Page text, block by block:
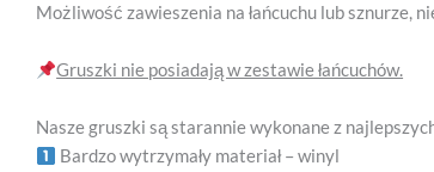
Możliwość zawieszenia na łańcuchu lub sznurze,
Gruszki nie posiadają w zestawie łańcuchów.
Nasze gruszki są starannie wykonane z
Bardzo wytrzymały materiał – winyl